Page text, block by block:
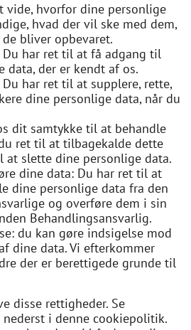
vide, hvorfor dine personlige
hvad der vil ske med dem,
bliver opbevaret.
Du har ret til at få adgang til
data, der er kendt af os.
har ret til at supplere, rette,
dine personlige data, når du
dit samtykke til at behandle
ret til at tilbagekalde dette
at slette dine personlige data.
dine data: Du har ret til at
dine personlige data fra den
og overføre dem i sin
Behandlingsansvarlig.
du kan gøre indsigelse mod
​​dine data. Vi efterkommer
der er berettigede grunde til
disse rettigheder. Se
i denne cookiepolitik.